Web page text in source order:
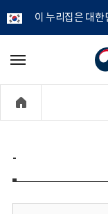
이 누리집은 대
메
기
-